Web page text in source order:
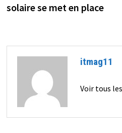
solaire se met en place
itmag11
Voir tous